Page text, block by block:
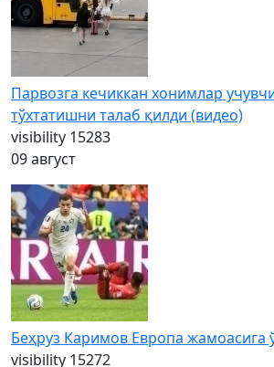
Парвозга кечиккан хонимлар
тўхтатишни талаб қилди (видео)
visibility 15283
09 август
Беҳруз Каримов Европа жамоасига
visibility 15272